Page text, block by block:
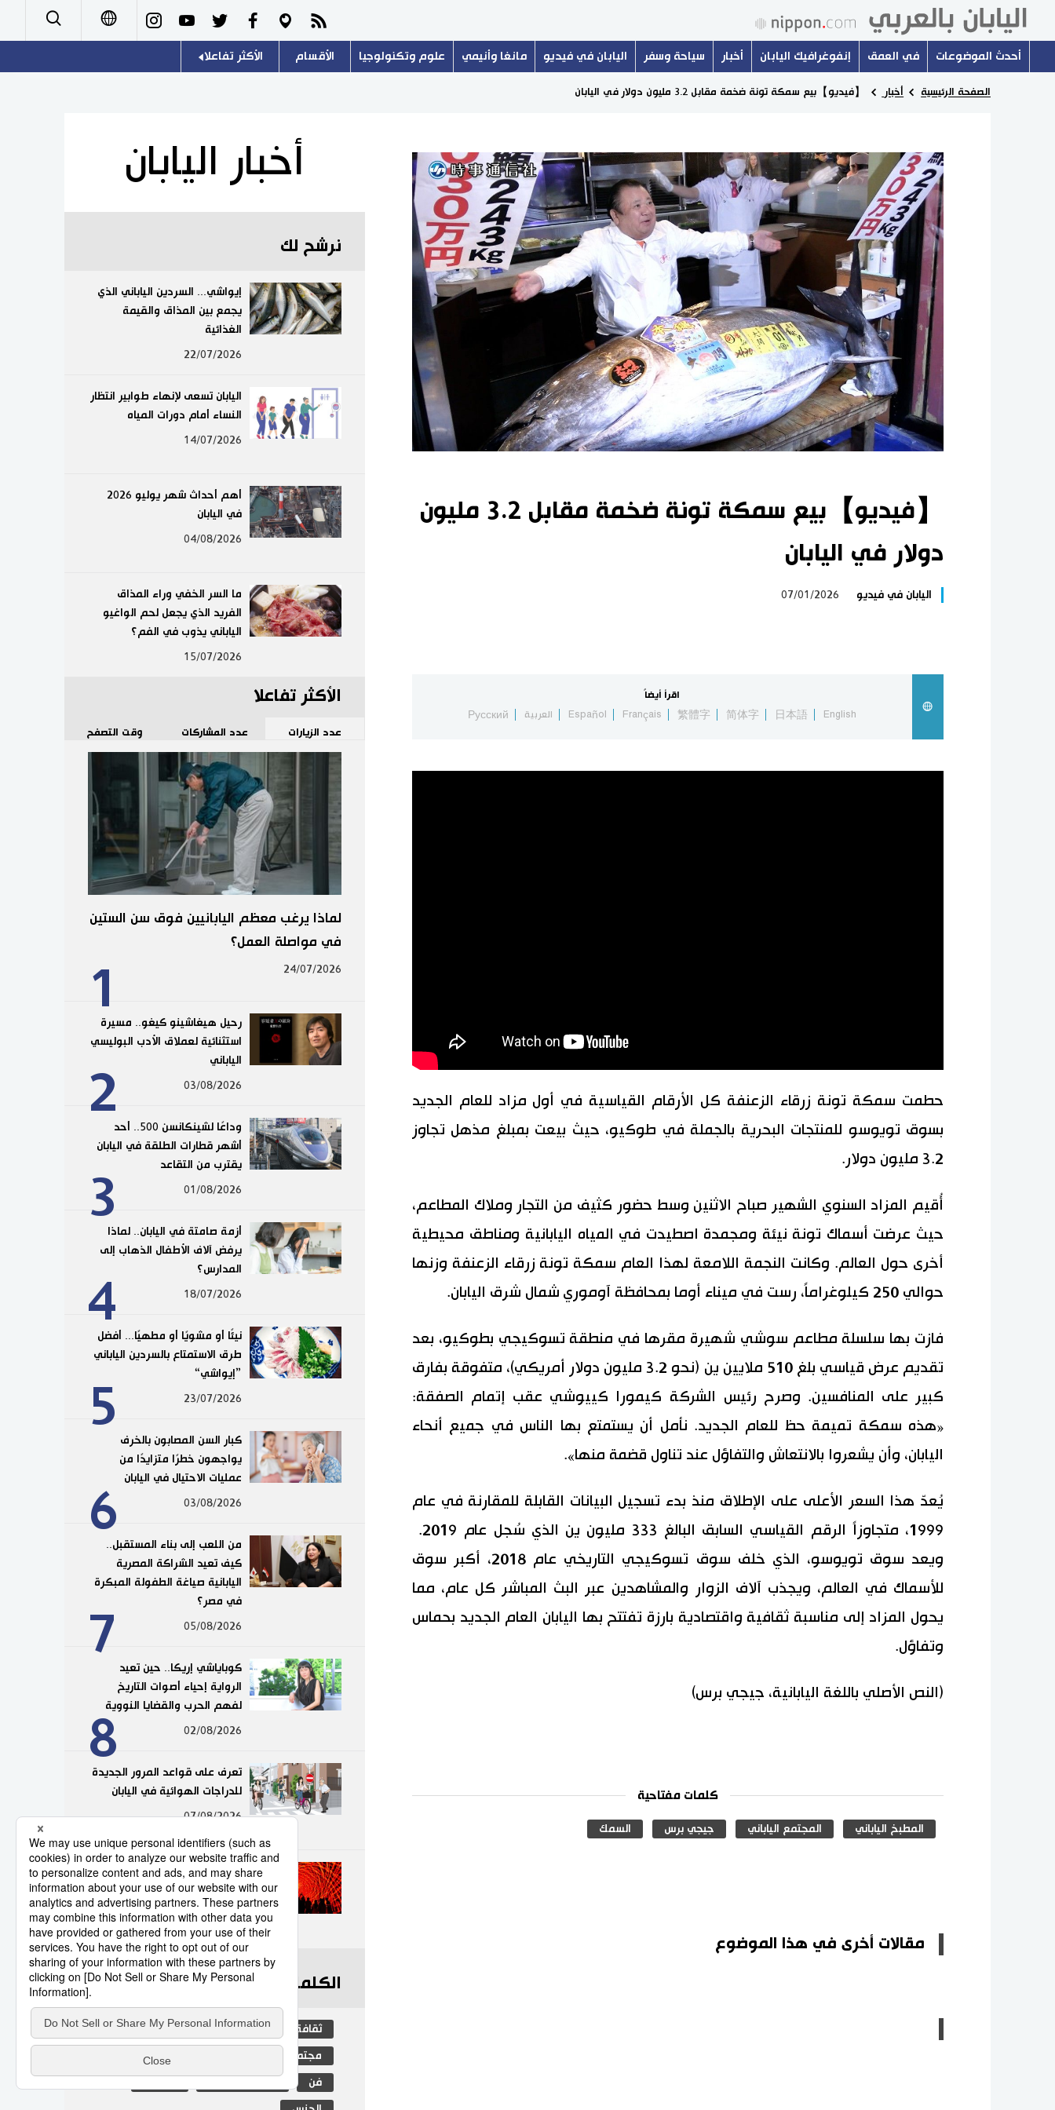
Русский
أحدث الموضوعات في العمق إنفوغرافيك اليابان أخبار سياحة وسفر اليابان في فيديو مانغا وأنيمي علوم وتكنولوجيا الأقسام
تجارب وآراء
سياسة
اقتصاد
مجتمع
ثقافة
طوكيو
الأكثر تفاعلا
هو وهي
المطبخ الياباني
الصفحة الرئيسية أخبار 【فيديو】بيع سمكة تونة ضخمة مقابل 3.2 مليون دولار في اليابان
【فيديو】بيع سمكة تونة ضخمة مقابل 3.2 مليون
دولار في اليابان
اليابان في فيديو 07/01/2026
اقرأ أيضاً
English
日本語
简体字
繁體字
Français
Español العربية Русский
حطمت سمكة تونة زرقاء الزعنفة كل الأرقام القياسية في أول مزاد للعام الجديد
بسوق تويوسو للمنتجات البحرية بالجملة في طوكيو، حيث بيعت بمبلغ مذهل تجاوز
3.2 مليون دولار.
أُقيم المزاد السنوي الشهير صباح الاثنين وسط حضور كثيف من التجار وملاك المطاعم،
حيث عرضت أسماك تونة نيئة ومجمدة اصطيدت في المياه اليابانية ومناطق محيطية
أخرى حول العالم. وكانت النجمة اللامعة لهذا العام سمكة تونة زرقاء الزعنفة وزنها
حوالي 250 كيلوغراماً، رست في ميناء أوما بمحافظة آوموري شمال شرق اليابان.
فازت بها سلسلة مطاعم سوشي شهيرة مقرها في منطقة تسوكيجي بطوكيو، بعد
تقديم عرض قياسي بلغ 510 ملايين ين (نحو 3.2 مليون دولار أمريكي)، متفوقة بفارق
كبير على المنافسين. وصرح رئيس الشركة كيمورا كييوشي عقب إتمام الصفقة:
«هذه سمكة تميمة حظ للعام الجديد. نأمل أن يستمتع بها الناس في جميع أنحاء
اليابان، وأن يشعروا بالانتعاش والتفاؤل عند تناول قضمة منها».
يُعدّ هذا السعر الأعلى على الإطلاق منذ بدء تسجيل البيانات القابلة للمقارنة في عام
1999، متجاوزاً الرقم القياسي السابق البالغ 333 مليون ين الذي سُجل عام 2019.
ويعد سوق تويوسو، الذي خلف سوق تسوكيجي التاريخي عام 2018، أكبر سوق
للأسماك في العالم، ويجذب آلاف الزوار والمشاهدين عبر البث المباشر كل عام، مما
يحول المزاد إلى مناسبة ثقافية واقتصادية بارزة تفتتح بها اليابان العام الجديد بحماس
وتفاؤل.
(النص الأصلي باللغة اليابانية، جيجي برس)
كلمات مفتاحية
المطبخ الياباني المجتمع الياباني جيجي برس السمك
مقالات أخرى في هذا الموضوع
أخبار اليابان
نرشح لك
إيواشي... السردين الياباني الذي
يجمع بين المذاق والقيمة
الغذائية
22/07/2026
اليابان تسعى لإنهاء طوابير انتظار
النساء أمام دورات المياه
14/07/2026
أهم أحداث شهر يوليو 2026
في اليابان
04/08/2026
ما السر الخفي وراء المذاق
الفريد الذي يجعل لحم الواغيو
الياباني يذوب في الفم؟
15/07/2026
الأكثر تفاعلا
عدد الزيارات عدد المشاركات وقت التصفح
1
لماذا يرغب معظم اليابانيين فوق سن الستين
في مواصلة العمل؟
24/07/2026
2
رحيل هيغاشينو كيغو.. مسيرة
استثنائية لعملاق الأدب البوليسي
الياباني
03/08/2026
3
وداعًا لشينكانسن 500.. أحد
أشهر قطارات الطلقة في اليابان
يقترب من التقاعد
01/08/2026
4
أزمة صامتة في اليابان.. لماذا
يرفض آلاف الأطفال الذهاب إلى
المدارس؟
18/07/2026
5
نيئًا أو مشويًا أو مطهيًا... أفضل
طرق الاستمتاع بالسردين الياباني
”إيواشي“
23/07/2026
6
كبار السن المصابون بالخرف
يواجهون خطرًا متزايدًا من
عمليات الاحتيال في اليابان
03/08/2026
7
من اللعب إلى بناء المستقبل..
كيف تعيد الشراكة المصرية
اليابانية صياغة الطفولة المبكرة
في مصر؟
05/08/2026
8
كوباياشي إريكا.. حين تعيد
الرواية إحياء أصوات التاريخ
لفهم الحرب والقضايا النووية
02/08/2026
9
تعرف على قواعد المرور الجديدة
للدراجات الهوائية في اليابان
07/08/2026
10
تجربة ضوئية جديدة في طوكيو
مع «تيم لاب بوردرليس»
02/08/2026
الكلمات الأكثر بحثا
ثقافة التعليم الياباني اليابان
مجتمع المجتمع الياباني
فن